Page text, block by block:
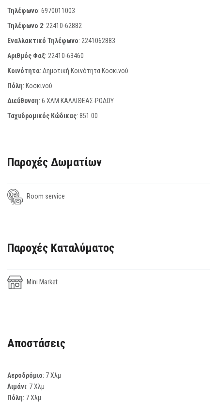
Τηλέφωνο: 6970011003
Τηλέφωνο 2: 22410-62882
Εναλλακτικό Τηλέφωνο: 2241062883
Αριθμός Φαξ: 22410-63460
Κοινότητα: Δημοτική Κοινότητα Κοσκινού
Πόλη: Κοσκινού
Διεύθυνση: 6 ΧΛΜ.ΚΑΛΛΙΘΕΑΣ-ΡΟΔΟΥ
Ταχυδρομικός Κώδικας: 851 00
Παροχές Δωματίων
Room service
Παροχές Καταλύματος
Mini Market
Αποστάσεις
Αεροδρόμιο: 7 Χλμ
Λιμάνι: 7 Χλμ
Πόλη: 7 Χλμ